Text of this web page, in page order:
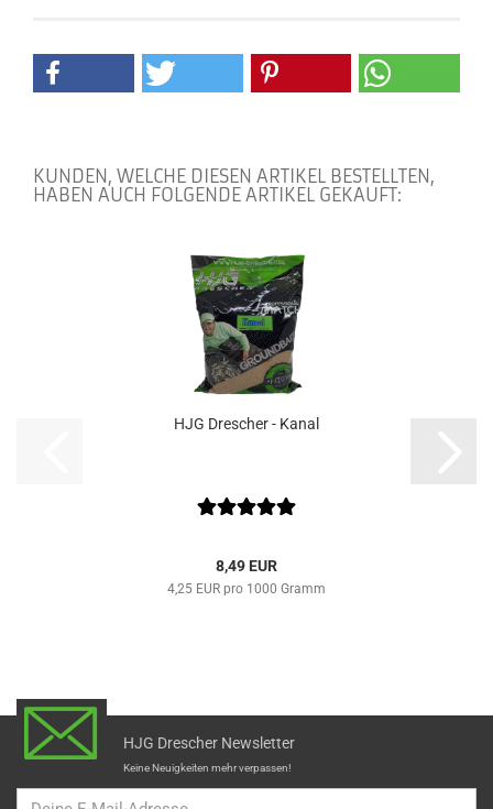
KUNDEN, WELCHE DIESEN ARTIKEL BESTELLTEN,
HABEN AUCH FOLGENDE ARTIKEL GEKAUFT:
HJG Drescher - Kanal
8,49 EUR
4,25 EUR pro 1000 Gramm
HJG Drescher Newsletter
Keine Neuigkeiten mehr verpassen!